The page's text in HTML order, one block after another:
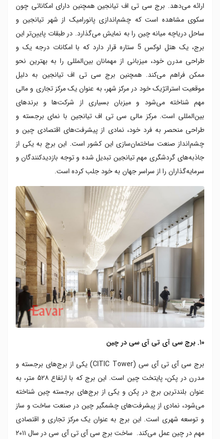
ارائه می‌دهد. برج سی تی اف تیانجین همچنین دارای امکاناتی چون
سکوی مشاهده است که چشم‌اندازی پانورامیک از شهر تیانجین و
ساحل دریاچه میانه چین را به نمایش می‌گذارد. در طبقات پایین‌تر این
برج، یک هتل لوکس 5 ستاره قرار دارد که با امکانات درجه یک و
طراحی مدرن خود، میزبانی از مهمانان بین‌المللی را به بهترین نحو
ممکن فراهم می‌کند. همچنین برج سی تی اف تیانجین به دلیل
موقعیت استراتژیک خود در مرکز شهر، به عنوان یک مرکز تجاری و مالی
مهم شناخته می‌شود و میزبان بسیاری از شرکت‌ها و برندهای
بین‌المللی است. مرکز مالی سی تی اف تیانجین با نمای برجسته و
طراحی منحصر به فرد خود، نمادی از پیشرفت‌های اقتصادی چین و
چشم‌انداز صنعت ساختمان‌سازی این کشور است. این برج به یکی از
جاذبه‌های گردشگری مهم تیانجین تبدیل شده و توجه بازدیدکنندگان و
سرمایه‌گذاران را از سراسر جهان به خود جلب کرده است.
۱۰. برج سی آی تی آی سی در چین
برج سی آی تی آی سی (CITIC Tower) یکی از برج‌های برجسته و
مدرن در پکن، پایتخت چین است. این برج که با ارتفاع ۵۲۸ متر، به
عنوان بلندترین برج در پکن و یکی از برج‌های برجسته چین شناخته
می‌شود، نمادی از پیشرفت‌های چشمگیر چین در صنعت ساخت و ساز
و توسعه شهری است. این برج به عنوان یک مرکز تجاری و اقتصادی
مهم در چین عمل می‌کند. ساخت برج سی آی تی آی سی در سال ۲۰۱۱